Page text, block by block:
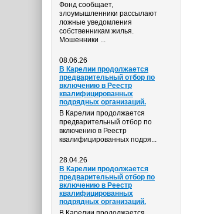
Фонд сообщает,
злоумышленники рассылают
ложные уведомления
собственникам жилья.
Мошенники ...
08.06.26
В Карелии продолжается
предварительный отбор по
включению в Реестр
квалифицированных
подрядных организаций.
В Карелии продолжается
предварительный отбор по
включению в Реестр
квалифицированных подря...
28.04.26
В Карелии продолжается
предварительный отбор по
включению в Реестр
квалифицированных
подрядных организаций.